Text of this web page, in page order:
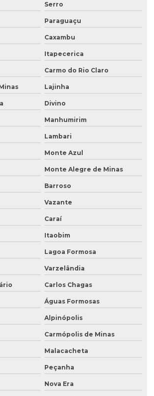
de monitoramento
de efluentes
de área degradada
de área degradada pela mineração
afogado
de água subterrânea
ambiental
de lençol freático
multinível
posto de combustível
de efluentes líquidos
de área degradada
de área degradada prad
degradada por garimpo
degradada pela agricultura
degradada pela mineração
ambientais degradadas
ambientalmente degradadas
degradadas e conservação do solo
Serro
Paraguaçu
Caxambu
Itapecerica
Carmo do Rio Claro
Lajinha
Divino
Manhumirim
Lambari
Monte Azul
Monte Alegre de Minas
Barroso
Vazante
Caraí
Itaobim
Lagoa Formosa
Varzelândia
Carlos Chagas
Águas Formosas
Alpinópolis
Carmópolis de Minas
Malacacheta
Peçanha
Nova Era